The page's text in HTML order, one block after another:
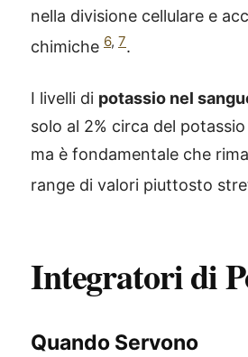
nella divisione cellulare e
chimiche 6, 7.
I livelli di potassio nel
solo al 2% circa del
ma è fondamentale che
range di valori piuttosto
Integratori di
Quando Servono